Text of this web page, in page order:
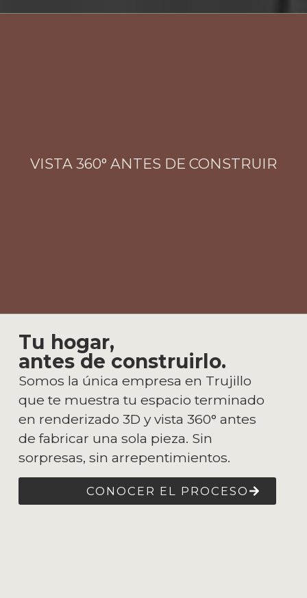
VISTA 360° ANTES DE CONSTRUIR
Tu hogar,
antes de construirlo.
Somos la única empresa en Trujillo
que te muestra tu espacio terminado
en renderizado 3D y vista 360° antes
de fabricar una sola pieza. Sin
sorpresas, sin arrepentimientos.
CONOCER EL PROCESO